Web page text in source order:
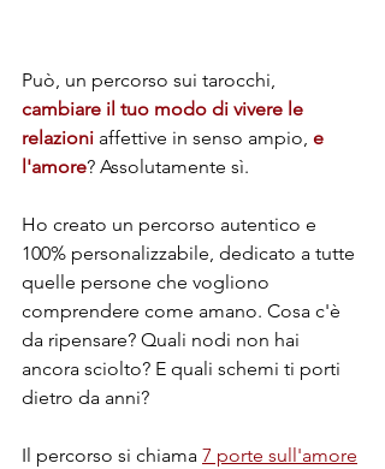
Può, un percorso sui tarocchi,
cambiare il tuo modo di vivere le
relazioni affettive in senso ampio, e
l'amore? Assolutamente sì.
Ho creato un percorso autentico e
100% personalizzabile, dedicato a tutte
quelle persone che vogliono
comprendere come amano. Cosa c'è
da ripensare? Quali nodi non hai
ancora sciolto? E quali schemi ti porti
dietro da anni?
Il percorso si chiama 7 porte sull'amore